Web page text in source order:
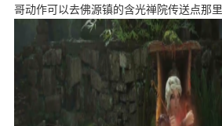
哥动作可以去佛源镇的含光禅院传送点那